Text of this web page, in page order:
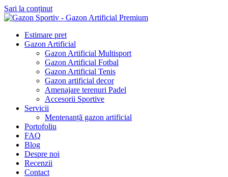
Sari la conținut
Estimare pret
Gazon Artificial
Gazon Artificial Multisport
Gazon Artificial Fotbal
Gazon Artificial Tenis
Gazon artificial decor
Amenajare terenuri Padel
Accesorii Sportive
Servicii
Mentenanță gazon artificial
Portofoliu
FAQ
Blog
Despre noi
Recenzii
Contact